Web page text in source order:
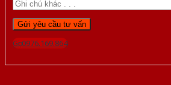
Gọi 0976.169.864